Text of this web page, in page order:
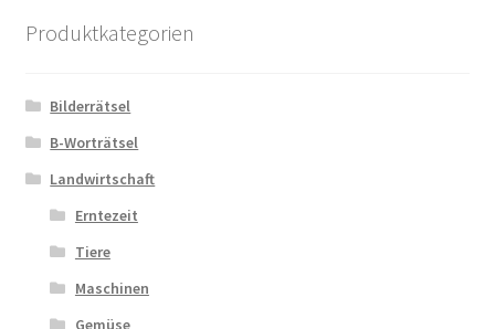
Produktkategorien
Bilderrätsel
B-Worträtsel
Landwirtschaft
Erntezeit
Tiere
Maschinen
Gemüse